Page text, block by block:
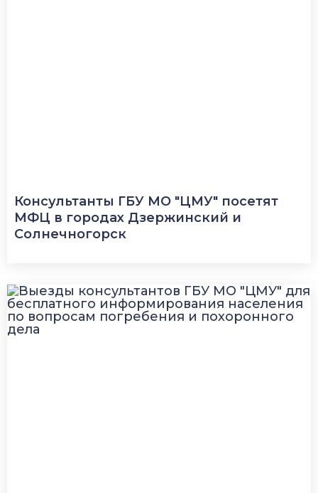
Консультанты ГБУ МО "ЦМУ" посетят
МФЦ в городах Дзержинский и
Солнечногорск